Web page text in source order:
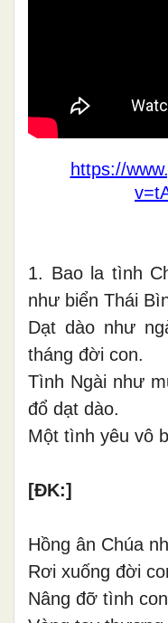
https://
1. Bao la tình
như biển Thái
Dạt dào như
tháng đời con.
Tình Ngài như
đổ dạt dào.
Một tình yêu vô
[ĐK:]
Hồng ân Chúa
Rơi xuống đời
Nâng đỡ tình